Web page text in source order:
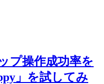
プ操作成功率を
」を試してみ